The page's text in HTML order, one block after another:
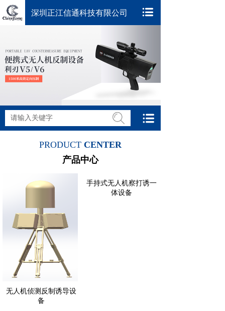
搜索
PRODUCT CENTER
无人机侦测反制诱导设
备
手持式无人机察打诱一
体设备
产品中心
深圳正江信通科技有限公司